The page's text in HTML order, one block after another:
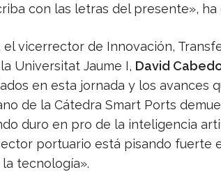
con las letras del presente», ha
el vicerrector de Innovación,
Universitat Jaume I, David
en esta jornada y los avances
de la Cátedra Smart Ports
duro en pro de la inteligencia
portuario está pisando fuerte
tecnología».